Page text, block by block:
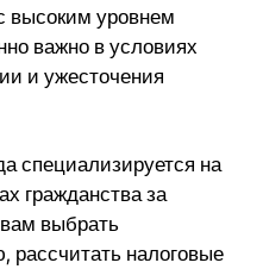
высоким уровнем
важно в условиях
и ужесточения
специализируется на
гражданства за
выбрать
налоговые